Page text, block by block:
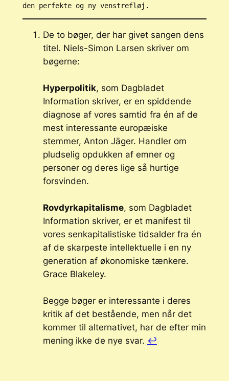
den perfekte og ny venstrefløj.
De to bøger, der har givet sangen dens
titel. Niels-Simon Larsen skriver om
bøgerne:
Hyperpolitik, som Dagbladet
Information skriver, er en spiddende
diagnose af vores samtid fra én af de
mest interessante europæiske
stemmer, Anton Jäger. Handler om
pludselig opdukken af emner og
personer og deres lige så hurtige
forsvinden.
Rovdyrkapitalisme, som Dagbladet
Information skriver, er et manifest til
vores senkapitalistiske tidsalder fra én
af de skarpeste intellektuelle i en ny
generation af økonomiske tænkere.
Grace Blakeley.
Begge bøger er interessante i deres
kritik af det bestående, men når det
kommer til alternativet, har de efter min
mening ikke de nye svar. ↩︎